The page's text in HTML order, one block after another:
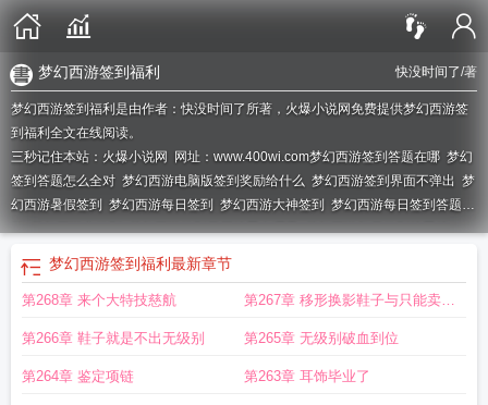
快没时间了/著
梦幻西游签到福利
梦幻西游签到福利是由作者：快没时间了所著，火爆小说网免费提供梦幻西游签
到福利全文在线阅读。
三秒记住本站：火爆小说网 网址：www.400wi.com梦幻西游签到答题在哪 梦幻
签到答题怎么全对 梦幻西游电脑版签到奖励给什么 梦幻西游签到界面不弹出 梦
幻西游暑假签到 梦幻西游每日签到 梦幻西游大神签到 梦幻西游每日签到答题奖
励梦幻西游之签到梦幻西游签到日历答题在哪里梦幻西游每日签到答题答
梦幻西游每天签到 梦幻西游每日签到运势详解
西游之签到系统
游签到梦幻西游怎么签到奖励 梦幻西游签到答题几天一次梦幻西游之签到奖
游签到奖励梦幻西游怎么签到梦幻西游签到怎么补签梦幻西游每日签到在哪
里梦幻西游每日签到运势有用吗 梦幻每日签到梦幻西游签到语句
梦幻西游签到福利 最新章节
第268章 来个大特技慈航 第267章 移形换影鞋子与只能卖掉
的破碎头
第266章 鞋子就是不出无级别 第265章 无级别破血到位
第264章 鉴定项链 第263章 耳饰毕业了